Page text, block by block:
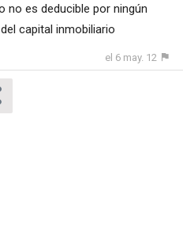
no es deducible por ningún
capital inmobiliario
el 6 may. 12